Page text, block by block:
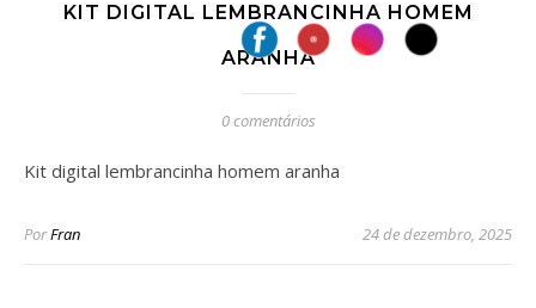
KIT DIGITAL LEMBRANCINHA HOMEM
ARANHA
0 comentários
Kit digital lembrancinha homem aranha
PorFran 24 de dezembro, 2025